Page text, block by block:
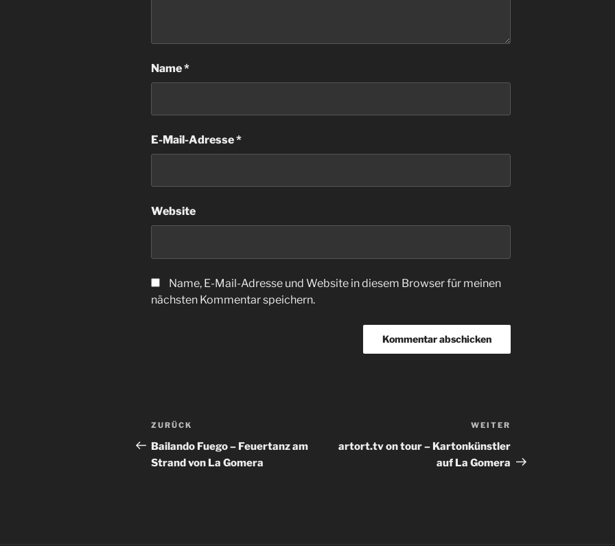
Name*
E-Mail-Adresse*
Website
Name, E-Mail-Adresse und Website in diesem Browser für meinen
nächsten Kommentar speichern.
Beitragsnavigation
Vorheriger
Beitrag
ZURÜCK
Bailando Fuego – Feuertanz am
Strand von La Gomera
Beitrag
WEITER
artort.tv on tour – Kartonkünstler
auf La Gomera